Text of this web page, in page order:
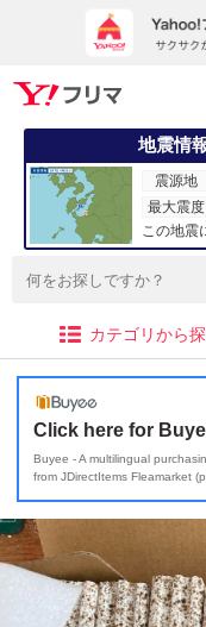
地震情
震源地
最大震度
この地震
カテゴリから
Click here for
Buyee - A multilingual
from JDirectItems Fleamarket